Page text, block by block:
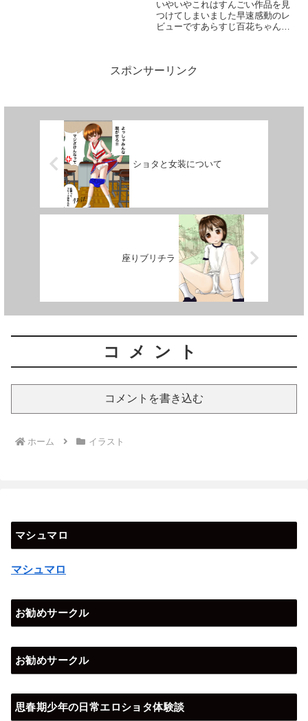
るふぉーぜ
いやいやこれはすんごい作品を見
つけてしまいました早速感動のレ
ビューですあらすじ百花ちゃんと
し二人の仲は秘密です。特に百花
スポンサーリンク
ショタと女装について
座りブリチラ
コメント
コメントを書き込む
ホーム イラスト
マシュマロ
マシュマロ
お勧めサークル
お勧めサークル
思春期少年の日常エロショタ体験談